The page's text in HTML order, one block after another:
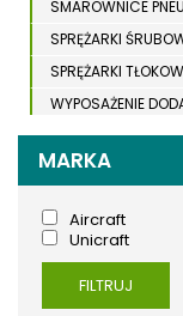
SMAROWNICE
SPRĘŻARKI
SPRĘŻARKI
WYPOSAŻENIE
SPRZĘT
RÓŻNE OKAZJE
KOSZT DOSTAWY
MARKA
Aircraft
Unicraft
FILTRUJ